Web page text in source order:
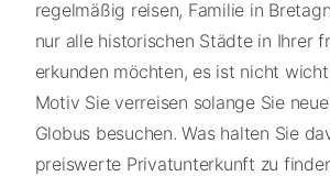
regelmäßig reisen, Familie in
nur alle historischen Städte in Ihrer
erkunden möchten, es ist nicht
Motiv Sie verreisen solange Sie
Globus besuchen. Was halten Sie
preiswerte Privatunterkunft zu